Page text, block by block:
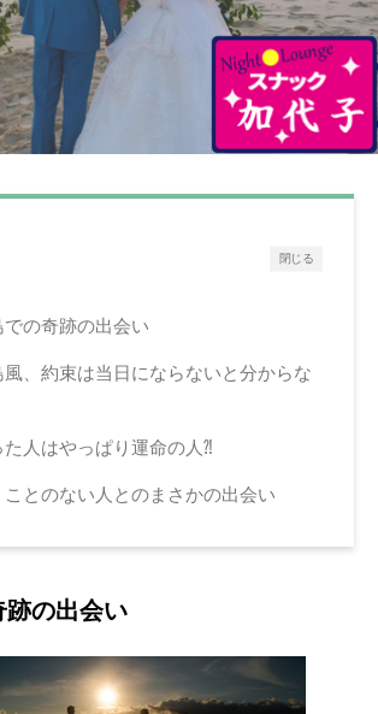
閉じる
での奇跡の出会い
風、約束は当日にならないと分からな
た人はやっぱり運命の人⁈
ことのない人とのまさかの出会い
跡の出会い